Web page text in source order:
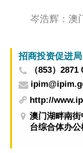
岑浩辉：澳
招商投资促进局
（853）2871
http://
澳门湖畔南
台综合体办